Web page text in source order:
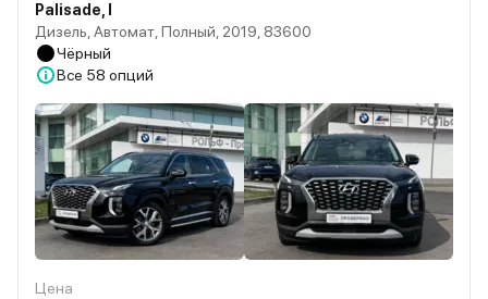
Palisade, I
Дизель, Автомат, Полный, 2019, 83600
Чёрный
Все 58 опций
Цена